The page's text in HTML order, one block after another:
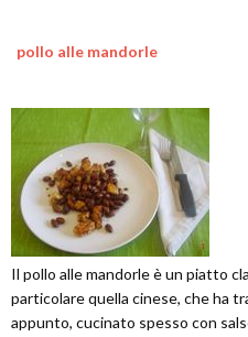
pollo alle mandorle
Il pollo alle mandorle è un piatto
particolare quella cinese, che ha
appunto, cucinato spesso con